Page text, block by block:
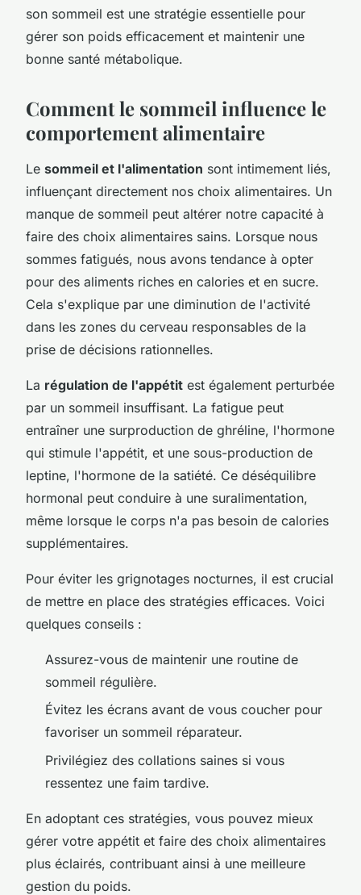
son sommeil est une stratégie essentielle pour
gérer son poids efficacement et maintenir une
bonne santé métabolique.
Comment le sommeil influence le
comportement alimentaire
Le sommeil et l'alimentation sont intimement liés,
influençant directement nos choix alimentaires. Un
manque de sommeil peut altérer notre capacité à
faire des choix alimentaires sains. Lorsque nous
sommes fatigués, nous avons tendance à opter
pour des aliments riches en calories et en sucre.
Cela s'explique par une diminution de l'activité
dans les zones du cerveau responsables de la
prise de décisions rationnelles.
La régulation de l'appétit est également perturbée
par un sommeil insuffisant. La fatigue peut
entraîner une surproduction de ghréline, l'hormone
qui stimule l'appétit, et une sous-production de
leptine, l'hormone de la satiété. Ce déséquilibre
hormonal peut conduire à une suralimentation,
même lorsque le corps n'a pas besoin de calories
supplémentaires.
Pour éviter les grignotages nocturnes, il est crucial
de mettre en place des stratégies efficaces. Voici
quelques conseils :
Assurez-vous de maintenir une routine de
sommeil régulière.
Évitez les écrans avant de vous coucher pour
favoriser un sommeil réparateur.
Privilégiez des collations saines si vous
ressentez une faim tardive.
En adoptant ces stratégies, vous pouvez mieux
gérer votre appétit et faire des choix alimentaires
plus éclairés, contribuant ainsi à une meilleure
gestion du poids.